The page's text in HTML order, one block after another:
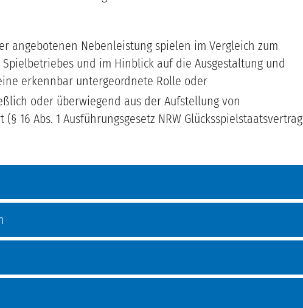
angebotenen Nebenleistung spielen im Vergleich zum
und im Hinblick auf die Ausgestaltung und
erkennbar untergeordnete Rolle oder
oder überwiegend aus der Aufstellung von
16 Abs. 1 Ausführungsgesetz NRW Glücksspielstaatsvertrag